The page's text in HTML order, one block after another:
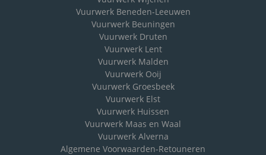
Vuurwerk Beneden-Leeuwen
Vuurwerk Beuningen
Vuurwerk Druten
Vuurwerk Lent
Vuurwerk Malden
Vuurwerk Ooij
Vuurwerk Groesbeek
Vuurwerk Elst
Vuurwerk Huissen
Vuurwerk Maas en Waal
Vuurwerk Alverna
Algemene Voorwaarden-Retouneren